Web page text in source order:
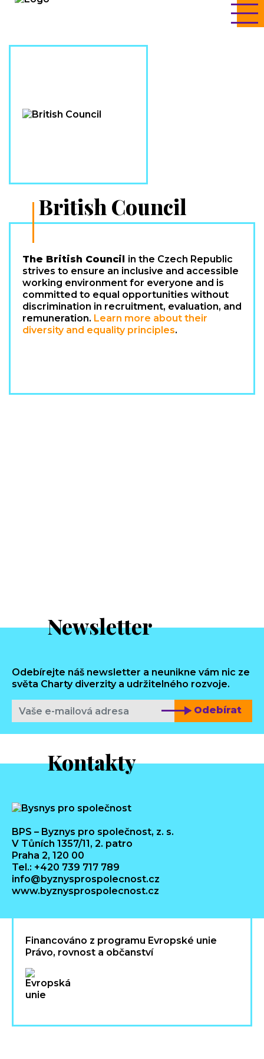
British Council
The British Council in the Czech Republic
strives to ensure an inclusive and accessible
working environment for everyone and is
committed to equal opportunities without
discrimination in recruitment, evaluation, and
remuneration. Learn more about their
diversity and equality principles.
Newsletter
Odebírejte náš newsletter a neunikne vám nic ze
světa Charty diverzity a udržitelného rozvoje.
Odebírat
Kontakty
BPS – Byznys pro společnost, z. s.
V Tůních 1357/11, 2. patro
Praha 2, 120 00
Tel.: +420 739 717 789
info@byznysprospolecnost.cz
www.byznysprospolecnost.cz
Financováno z programu Evropské unie
Právo, rovnost a občanství